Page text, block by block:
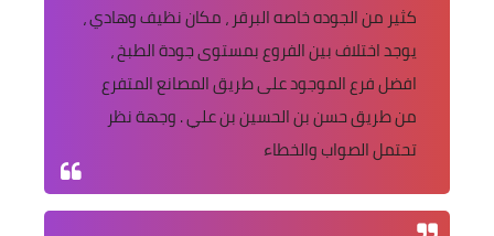
كثير من الجوده خاصه البرقر ، مكان نظيف وهادي ،
يوجد اختلاف بين الفروع بمستوى جودة الطبخ ،
افضل فرع الموجود على طريق المصانع المتفرع
من طريق حسن بن الحسين بن علي . وجهة نظر
تحتمل الصواب والخطاء